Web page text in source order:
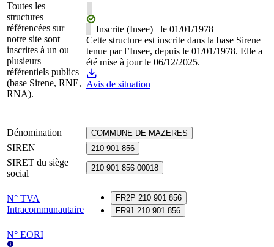
Toutes les
structures
référencées sur
notre site sont
inscrites à un ou
plusieurs
référentiels publics
(base Sirene, RNE,
RNA).
Inscrite (Insee) le 01/01/1978
Cette structure est inscrite dans la base Sirene
tenue par l’Insee, depuis le 01/01/1978. Elle a
été mise à jour le 06/12/2025.
Avis de situation
Dénomination COMMUNE DE MAZERES
SIREN 210 901 856
SIRET du siège
social
210 901 856 00018
N° TVA
Intracommunautaire
FR2P 210 901 856
FR91 210 901 856
N° EORI